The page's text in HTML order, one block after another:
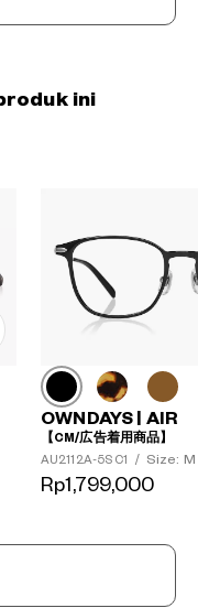
ini
OWNDAYS | AIR
【CM/広告着用商品】
AU2112A-5S C1
/ Size: M
Rp1,799,000